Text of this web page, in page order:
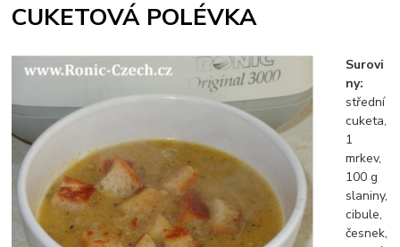
CUKETOVÁ POLÉVKA
Surovi
ny:
střední
cuketa,
1
mrkev,
100 g
slaniny,
cibule,
česnek,